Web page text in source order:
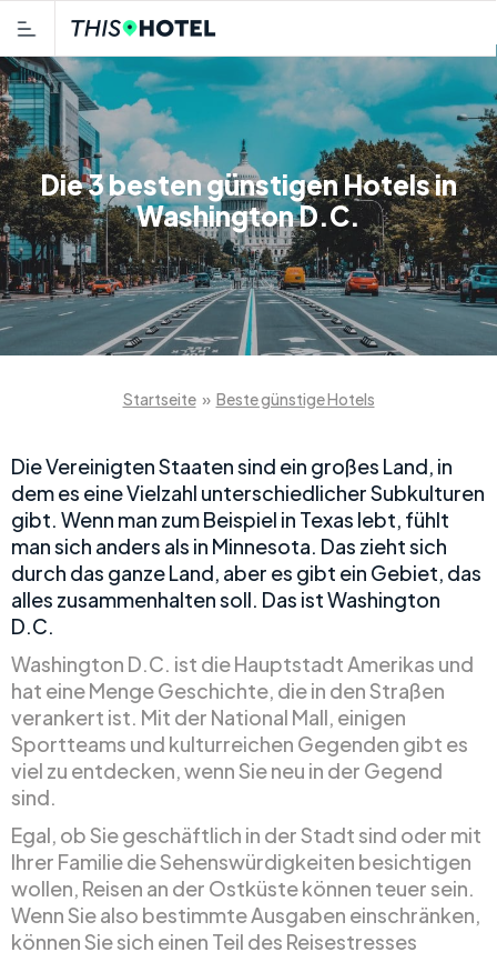
Die 3 besten günstigen Hotels in
Washington D.C.
Startseite » Beste günstige Hotels
Die Vereinigten Staaten sind ein großes Land, in
dem es eine Vielzahl unterschiedlicher Subkulturen
gibt. Wenn man zum Beispiel in Texas lebt, fühlt
man sich anders als in Minnesota. Das zieht sich
durch das ganze Land, aber es gibt ein Gebiet, das
alles zusammenhalten soll. Das ist Washington
D.C.
Washington D.C. ist die Hauptstadt Amerikas und
hat eine Menge Geschichte, die in den Straßen
verankert ist. Mit der National Mall, einigen
Sportteams und kulturreichen Gegenden gibt es
viel zu entdecken, wenn Sie neu in der Gegend
sind.
Egal, ob Sie geschäftlich in der Stadt sind oder mit
Ihrer Familie die Sehenswürdigkeiten besichtigen
wollen, Reisen an der Ostküste können teuer sein.
Wenn Sie also bestimmte Ausgaben einschränken,
können Sie sich einen Teil des Reisestresses